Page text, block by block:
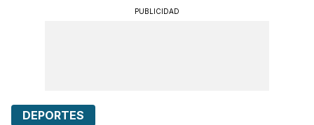
PUBLICIDAD
DEPORTES